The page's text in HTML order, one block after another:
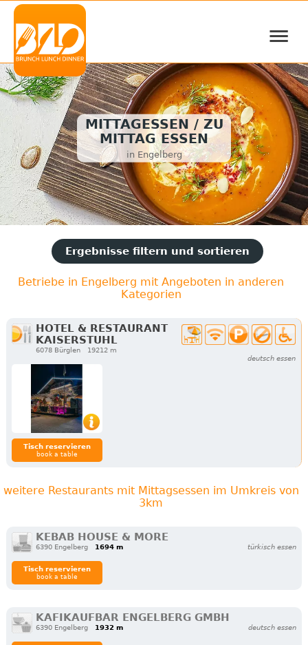
≡
MITTAGESSEN / ZU
MITTAG ESSEN
in Engelberg
Ergebnisse filtern und sortieren
Betriebe in Engelberg mit Angeboten in anderen
Kategorien
HOTEL & RESTAURANT
KAISERSTUHL
6078 Bürglen
19212 m
deutsch essen
Tisch reservieren
book a table
weitere Restaurants mit Mittagsessen im Umkreis von
3km
KEBAB HOUSE & MORE
6390 Engelberg 1694 m türkisch essen
Tisch reservieren
book a table
KAFIKAUFBAR ENGELBERG GMBH
6390 Engelberg 1932 m deutsch essen